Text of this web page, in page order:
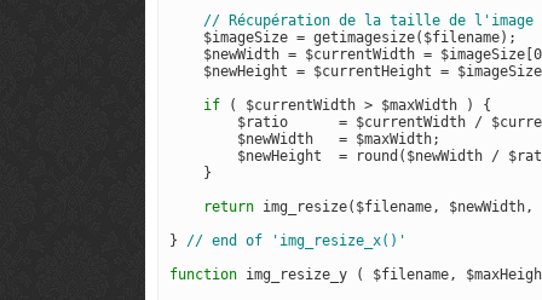
    $imageSize = getimagesize($filename);
$newWidth = $currentWidth =
$newHeight = $currentHeight =
if ( $currentWidth > $maxWidth ) {
$ratio      = $currentWidth /
        $newWidth   = $maxWidth;
$newHeight  = round($newWidth /
    }
return img_resize($filename, $newWidth,
}
function img_resize_y ( $filename,